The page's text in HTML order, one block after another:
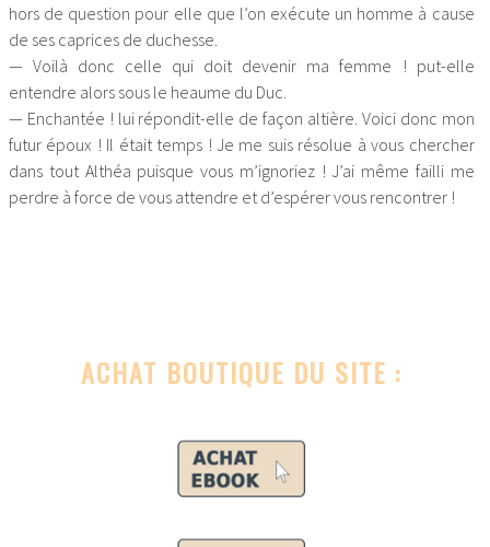
hors de question pour elle que l’on exécute un homme à cause
de ses caprices de duchesse.
— Voilà donc celle qui doit devenir ma femme ! put-elle
entendre alors sous le heaume du Duc.
— Enchantée ! lui répondit-elle de façon altière. Voici donc mon
futur époux ! Il était temps ! Je me suis résolue à vous chercher
dans tout Althéa puisque vous m’ignoriez ! J’ai même failli me
perdre à force de vous attendre et d’espérer vous rencontrer !
ACHAT BOUTIQUE DU SITE :